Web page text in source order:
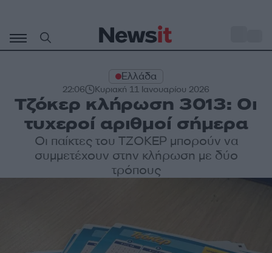
περιεχόμενο
Ελλάδα
22:06 Κυριακή 11 Ιανουαρίου 2026
Τζόκερ κλήρωση 3013: Οι
τυχεροί αριθμοί σήμερα
Οι παίκτες του ΤΖΟΚΕΡ μπορούν να
συμμετέχουν στην κλήρωση με δύο
τρόπους